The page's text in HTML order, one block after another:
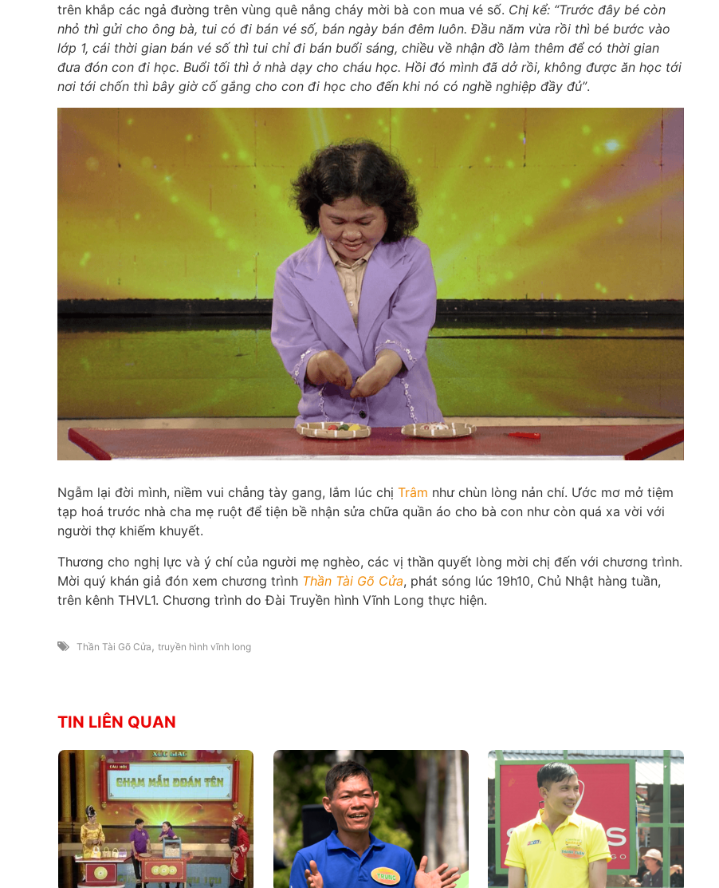
trên khắp các ngả đường trên vùng quê nắng cháy mời bà con mua vé số. Chị kể: “Trước đây bé còn
nhỏ thì gửi cho ông bà, tui có đi bán vé số, bán ngày bán đêm luôn. Đầu năm vừa rồi thì bé bước vào
lớp 1, cái thời gian bán vé số thì tui chỉ đi bán buổi sáng, chiều về nhận đồ làm thêm để có thời gian
đưa đón con đi học. Buổi tối thì ở nhà dạy cho cháu học. Hồi đó mình đã dở rồi, không được ăn học tới
nơi tới chốn thì bây giờ cố gắng cho con đi học cho đến khi nó có nghề nghiệp đầy đủ”.
Ngẫm lại đời mình, niềm vui chẳng tày gang, lắm lúc chị Trâm như chùn lòng nản chí. Ước mơ mở tiệm
tạp hoá trước nhà cha mẹ ruột để tiện bề nhận sửa chữa quần áo cho bà con như còn quá xa vời với
người thợ khiếm khuyết.
Thương cho nghị lực và ý chí của người mẹ nghèo, các vị thần quyết lòng mời chị đến với chương trình.
Mời quý khán giả đón xem chương trình Thần Tài Gõ Cửa, phát sóng lúc 19h10, Chủ Nhật hàng tuần,
trên kênh THVL1. Chương trình do Đài Truyền hình Vĩnh Long thực hiện.
Thần Tài Gõ Cửa , truyền hình vĩnh long
TIN LIÊN QUAN